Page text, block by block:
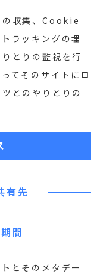
の収集、Cookie
ラッキングの埋
とりの監視を行
てそのサイトにロ
とのやりとりの
有先
間
とそのメタデー